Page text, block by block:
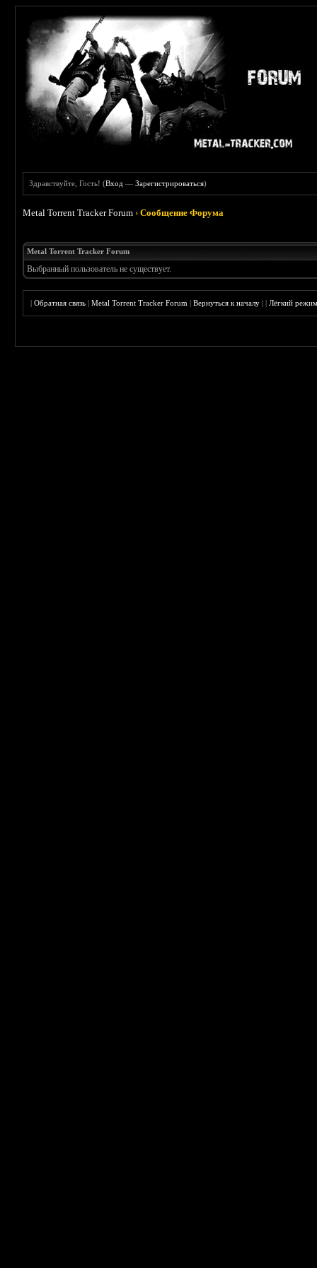
Здравствуйте, Гость! (Вход —Зарегистрироваться)
Metal Torrent Tracker Forum ›Сообщение Форума
Metal Torrent Tracker Forum
Выбранный пользователь не существует.
|Обратная связь |Metal Torrent Tracker Forum |Вернуться к началу ||Лёгкий